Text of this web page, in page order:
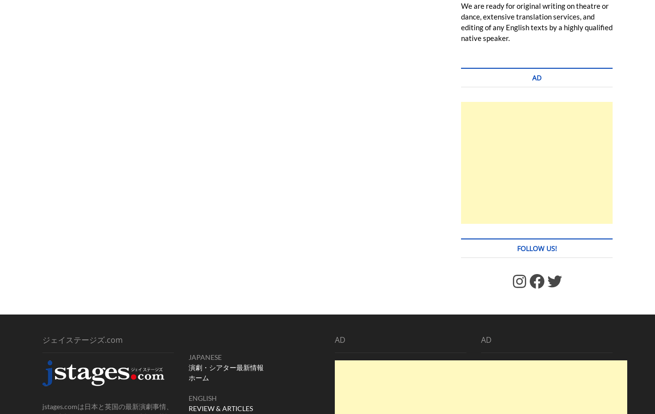
We are ready for original writing on theatre or
dance, extensive translation services, and
editing of any English texts by a highly qualified
native speaker.
AD
FOLLOW US!
https://www.facebook.com/jstages/ Facebook Twitter
ジェイステージズ.com
jstages.comは日本と英国の最新演劇事情、
JAPANESE
演劇・シアター最新情報
ホーム
ENGLISH
REVIEW & ARTICLES
AD AD